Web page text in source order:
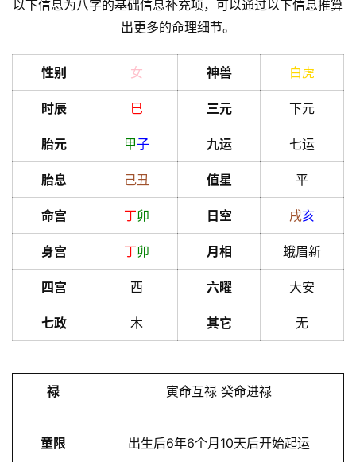
以下信息为八字的基础信息补充项，可以通过以下信息推算
出更多的命理细节。
性别 女 神兽 白虎
时辰 巳 三元 下元
胎元 甲子 九运 七运
胎息 己丑 值星 平
命宫 丁卯 日空 戌亥
身宫 丁卯 月相 蛾眉新
四宫 西 六曜 大安
七政 木 其它 无
禄 寅命互禄 癸命进禄
童限 出生后6年6个月10天后开始起运